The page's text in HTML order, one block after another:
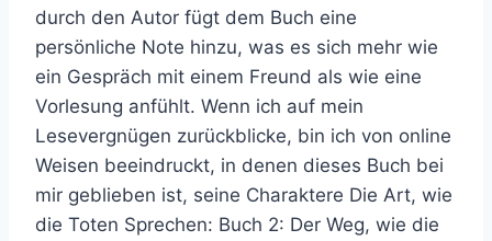
durch den Autor fügt dem Buch eine
persönliche Note hinzu, was es sich mehr wie
ein Gespräch mit einem Freund als wie eine
Vorlesung anfühlt. Wenn ich auf mein
Lesevergnügen zurückblicke, bin ich von online
Weisen beeindruckt, in denen dieses Buch bei
mir geblieben ist, seine Charaktere Die Art, wie
die Toten Sprechen: Buch 2: Der Weg, wie die